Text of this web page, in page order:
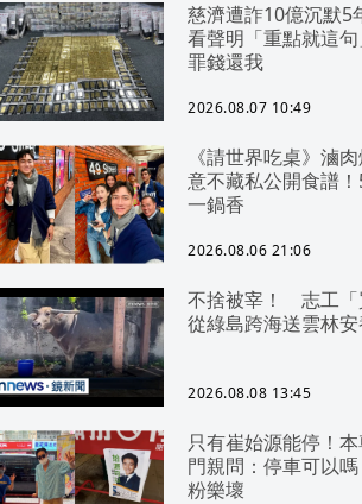
漢
慈濟遭詐10億沉默
看聲明「重點就這
罪錢還我
2026.08.07 10:49
《請世界吃桌》滷
意不藏私公開食譜
一鍋香
2026.08.06 21:06
不捨被宰！ 志工「
從綠島跨海送雲林安
2026.08.08 13:45
只有崔始源能停！
門親問：停車可以
粉樂壞